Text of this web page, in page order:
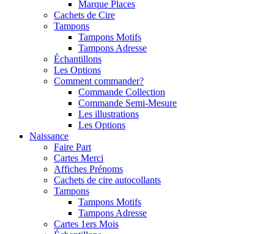
Marque Places
Cachets de Cire
Tampons
Tampons Motifs
Tampons Adresse
Échantillons
Les Options
Comment commander?
Commande Collection
Commande Semi-Mesure
Les illustrations
Les Options
Naissance
Faire Part
Cartes Merci
Affiches Prénoms
Cachets de cire autocollants
Tampons
Tampons Motifs
Tampons Adresse
Cartes 1ers Mois